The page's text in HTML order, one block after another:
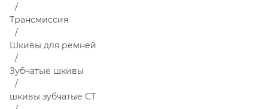
Трансмиссия
Шкивы для ремней
Зубчатые шкивы
шкивы зубчатые CT